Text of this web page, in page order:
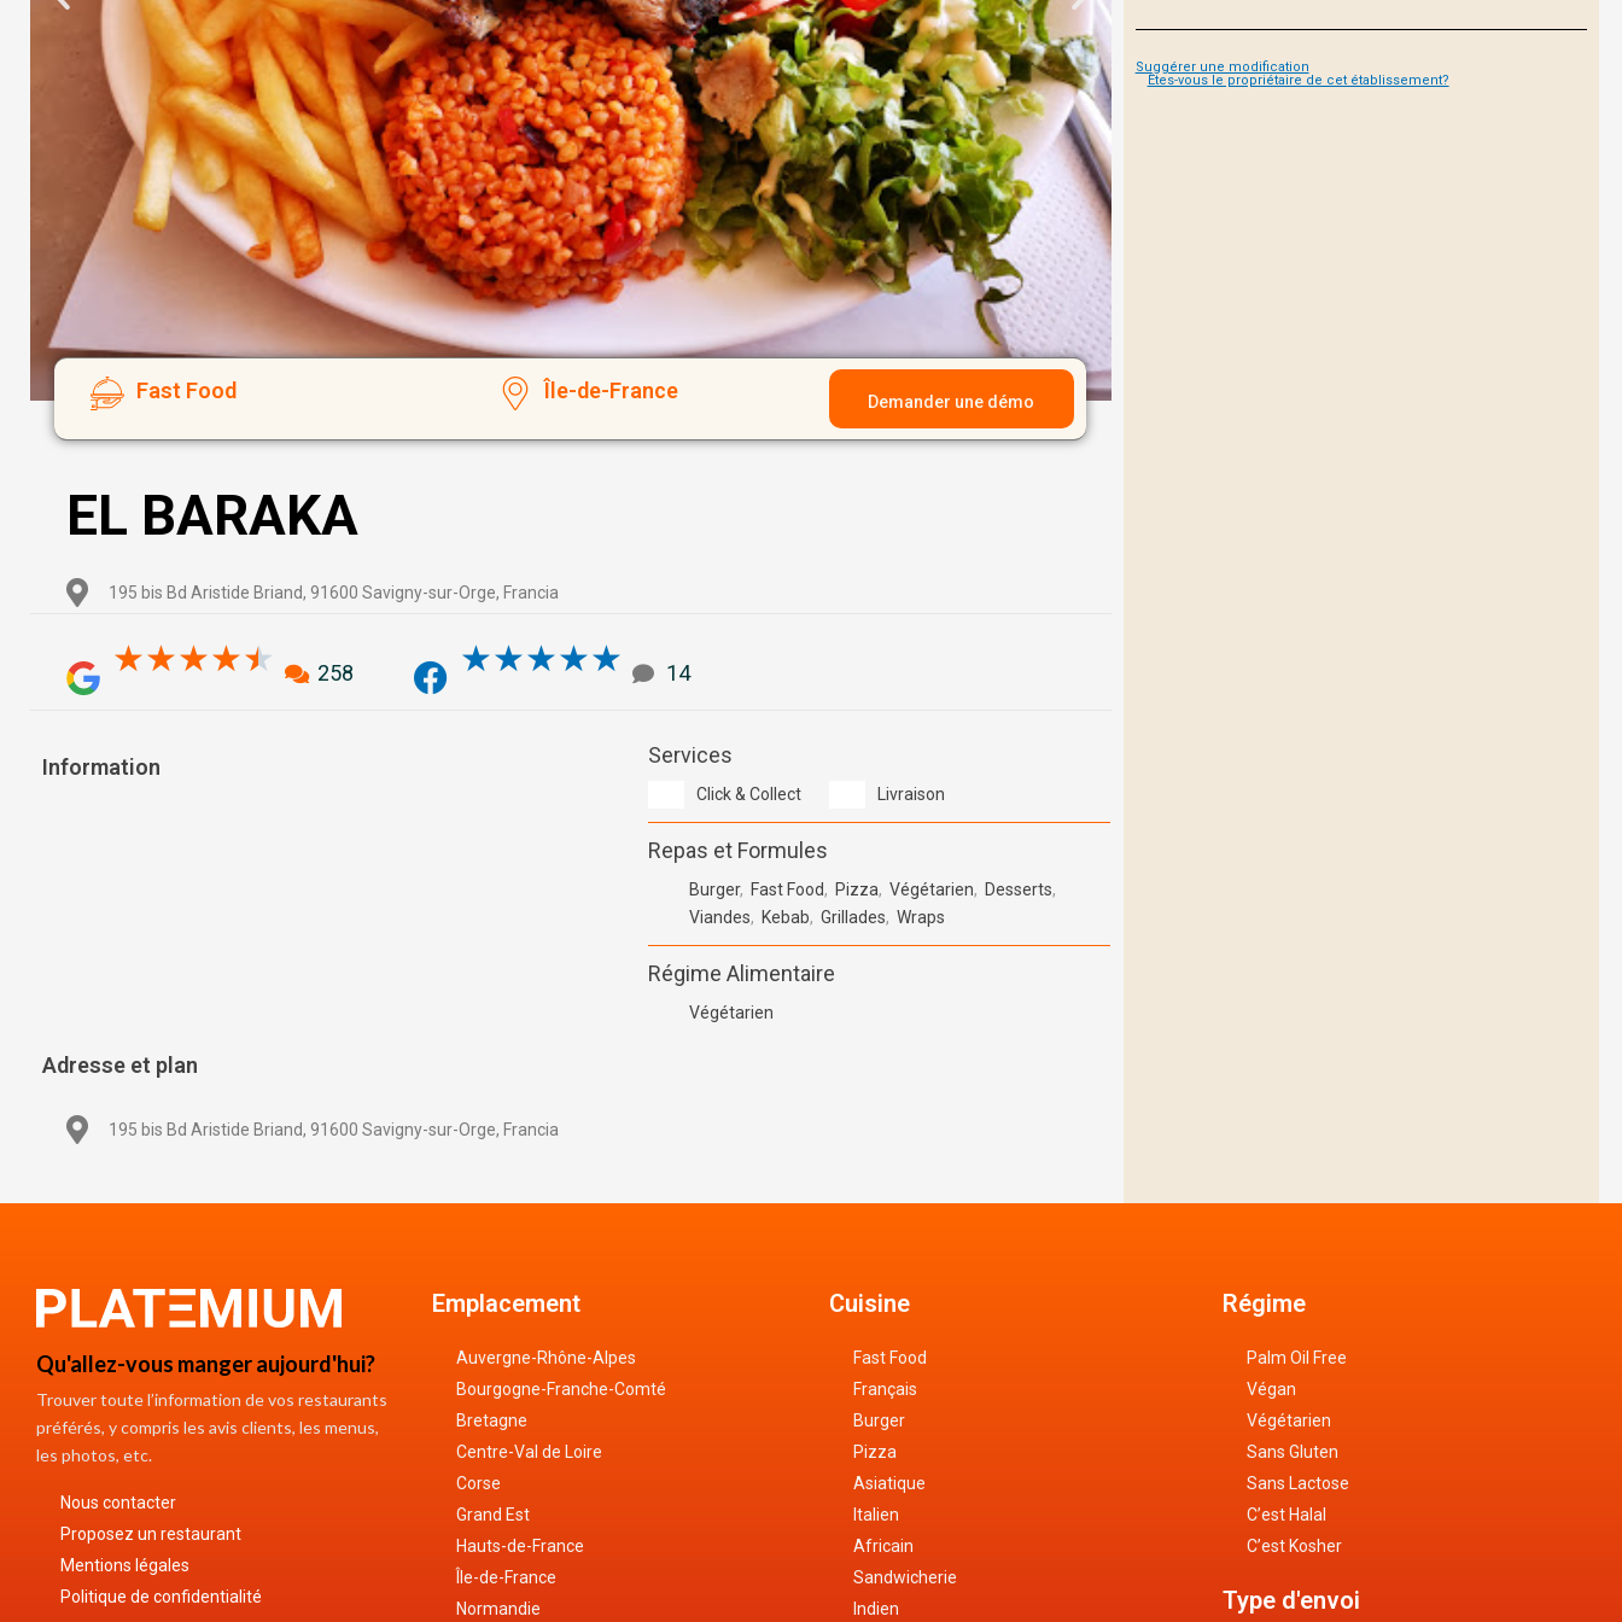
Fast Food Île-de-France Demander une démo
EL BARAKA
195 bis Bd Aristide Briand, 91600 Savigny-sur-Orge, Francia
★★★★★ 4.5/5
258 ★★★★★ 5/514
Information Services
Click & Collect Livraison
Repas et Formules
Burger, Fast Food, Pizza,Végétarien, Desserts,
Viandes, Kebab,Grillades,Wraps
Régime Alimentaire
Végétarien
Adresse et plan
195 bis Bd Aristide Briand, 91600 Savigny-sur-Orge, Francia
Suggérer une modification
Êtes-vous le propriétaire de cet établissement?
Qu'allez-vous manger aujourd'hui?
Trouver toute l’information de vos restaurants
préférés, y compris les avis clients, les menus,
les photos, etc.
Nous contacter
Proposez un restaurant
Mentions légales
Politique de confidentialité
Emplacement
Auvergne-Rhône-Alpes
Bourgogne-Franche-Comté
Bretagne
Centre-Val de Loire
Corse
Grand Est
Hauts-de-France
Île-de-France
Normandie
Cuisine
Fast Food
Français
Burger
Pizza
Asiatique
Italien
Africain
Sandwicherie
Indien
Régime
Palm Oil Free
Végan
Végétarien
Sans Gluten
Sans Lactose
C’est Halal
C’est Kosher
Type d'envoi